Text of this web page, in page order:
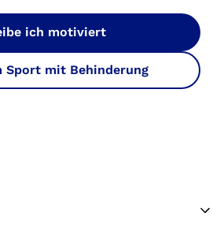
ich motiviert
Sport mit Behinderung